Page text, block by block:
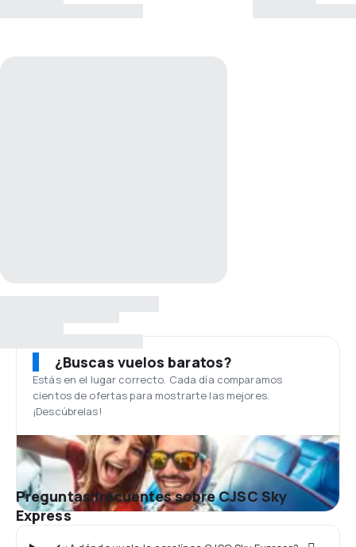
¿Buscas vuelos baratos?
Estás en el lugar correcto. Cada día comparamos
cientos de ofertas para mostrarte las mejores.
¡Descúbrelas!
Preguntas frecuentes sobre CJSC Sky
Express